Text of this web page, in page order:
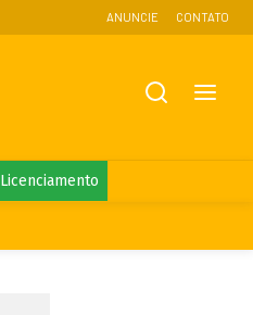
ANUNCIE CONTATO
Licenciamento